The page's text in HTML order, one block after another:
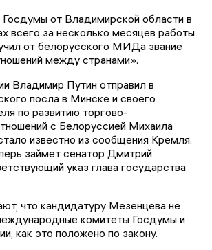
от Владимирской области в
всего за несколько месяцев работы
от белорусского МИДа звание
между странами».
Владимир Путин отправил в
посла в Минске и своего
по развитию торгово-
с Белоруссией Михаила
известно из сообщения Кремля.
займет сенатор Дмитрий
указ глава государства
что кандидатуру Мезенцева не
комитеты Госдумы и
как это положено по закону.